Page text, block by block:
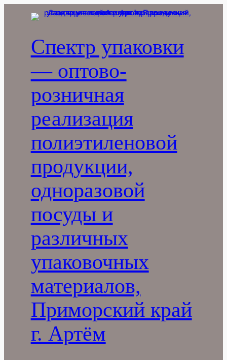
Перейти
Спектр упаковки
— оптово-
розничная
реализация
полиэтиленовой
продукции,
одноразовой
посуды и
различных
упаковочных
материалов,
Приморский край
г. Артём